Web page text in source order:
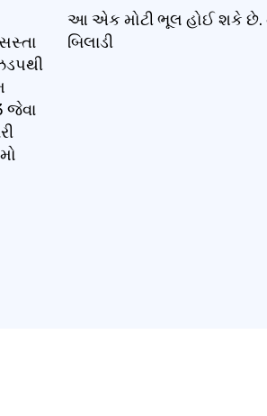
જેવા
આ એક મોટી ભૂલ હોઈ શકે છે.
બિલાડી